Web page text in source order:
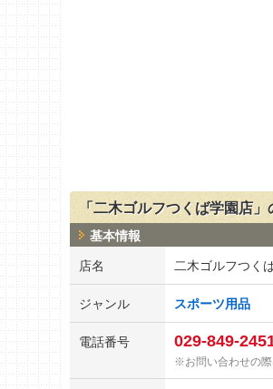
「二木ゴルフつくば学園店
基本情報
店名 二木ゴルフつく
ジャンル スポーツ用品
電話番号 029-849-
お問い合わせの